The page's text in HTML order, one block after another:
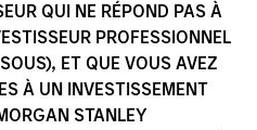
QUI NE RÉPOND PAS À
PROFESSIONNEL
ET QUE VOUS AVEZ
À UN INVESTISSEMENT
STANLEY